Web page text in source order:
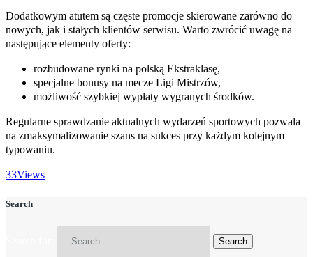
Dodatkowym atutem są częste promocje skierowane zarówno do
nowych, jak i stałych klientów serwisu. Warto zwrócić uwagę na
następujące elementy oferty:
rozbudowane rynki na polską Ekstraklasę,
specjalne bonusy na mecze Ligi Mistrzów,
możliwość szybkiej wypłaty wygranych środków.
Regularne sprawdzanie aktualnych wydarzeń sportowych pozwala
na zmaksymalizowanie szans na sukces przy każdym kolejnym
typowaniu.
33Views
Search